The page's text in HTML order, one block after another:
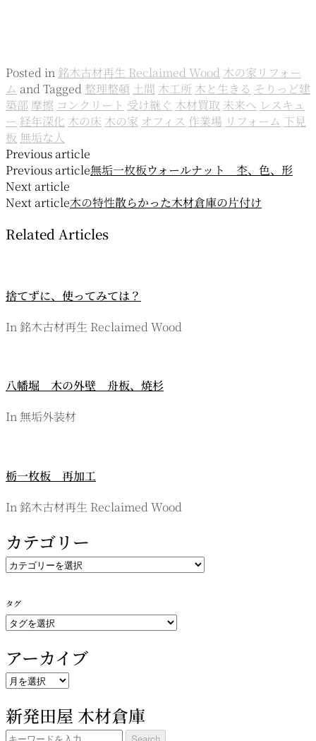
Posted in 銘木古材再生 Reclaimed Wood 木の家リフォー
ム andTagged 整理整頓 土間 木工所 木と生きる そりっど建
築部 摩擦 コンクリート 受け継ぐ 木材買取 未来へ レスキュ
ー 経年深化 木の床 木の家 オフィス 作業場 リフォーム 下見
板 無垢な人
投
稿
ナ
ビ
シ
ョ
Previous article
Previous article無垢一枚板ウォールナット 杢、色、形
Next article
Next article木の特性散らかった木材倉庫の片付け
Related Articles
捨てずに、使ってみては？
In 銘木古材再生 Reclaimed Wood
八幡堀 木の外壁 舟板、焼杉
In 無垢外装材
栃一枚板 再加工
In 銘木古材再生 Reclaimed Wood
カテゴリー
カ
リ
ー
タグ
アーカイブ
ア
カ
イ
新発田屋 木材倉庫
Search